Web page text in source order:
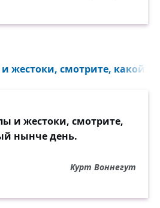
жестоки, смотрите, какой
и жестоки, смотрите,
нынче день.
Курт Воннегут